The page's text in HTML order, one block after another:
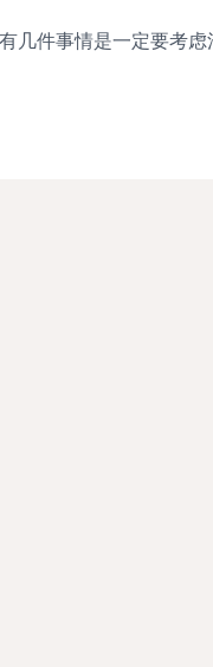
几件事情是一定要考虑